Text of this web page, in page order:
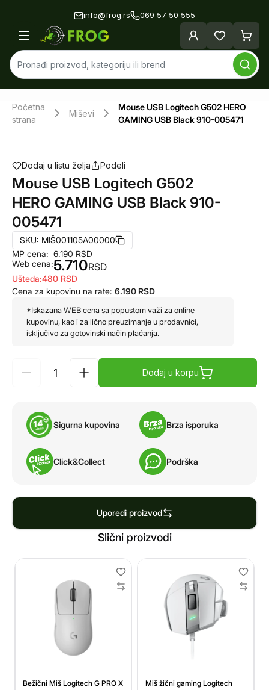
info@frog.rs 069 57 50 555
Početna
strana
Miševi
Mouse USB Logitech G502 HERO
GAMING USB Black 910-005471
Dodaj u listu želja Podeli
Mouse USB Logitech G502
HERO GAMING USB Black 910-
005471
SKU: MIŠ001105A00000
MP cena:
Web cena:
6.190 RSD
5.710RSD
Ušteda:480 RSD
Cena za kupovinu na rate: 6.190 RSD
*Iskazana WEB cena sa popustom važi za online
kupovinu, kao i za lično preuzimanje u prodavnici,
isključivo za gotovinski način plaćanja.
Dodaj u korpu
Sigurna kupovina Brza isporuka
Click&Collect Podrška
Uporedi proizvod
Slični proizvodi
Bežični Miš Logitech G PRO X
Miš žični gaming Logitech